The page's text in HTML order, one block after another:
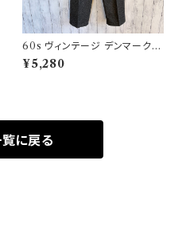
60s ヴィンテージ デンマーク軍
ウールパンツ ミリタリーパンツ
スラックス
¥5,280
に戻る